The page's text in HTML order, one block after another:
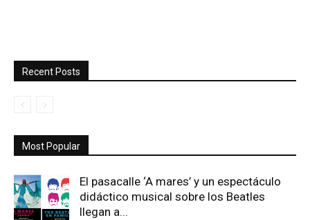
Recent Posts
Most Popular
El pasacalle ‘A mares’ y un espectáculo
didáctico musical sobre los Beatles
llegan a...